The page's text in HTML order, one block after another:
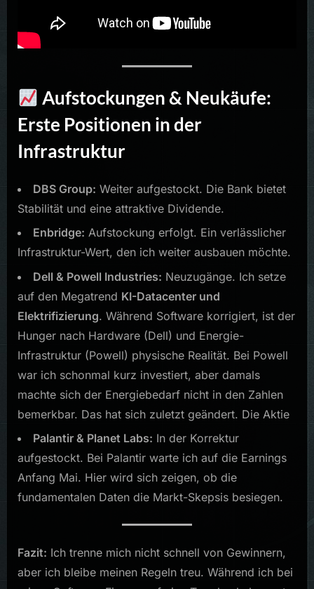
Aufstockungen & Neukäufe:
Erste Positionen in der
Infrastruktur
DBS Group: Weiter aufgestockt. Die Bank bietet
Stabilität und eine attraktive Dividende.
Enbridge: Aufstockung erfolgt. Ein verlässlicher
Infrastruktur-Wert, den ich weiter ausbauen möchte.
Dell & Powell Industries: Neuzugänge. Ich setze
auf den Megatrend KI-Datacenter und
Elektrifizierung. Während Software korrigiert, ist der
Hunger nach Hardware (Dell) und Energie-
Infrastruktur (Powell) physische Realität. Bei Powell
war ich schonmal kurz investiert, aber damals
machte sich der Energiebedarf nicht in den Zahlen
bemerkbar. Das hat sich zuletzt geändert. Die Aktie
Palantir & Planet Labs: In der Korrektur
aufgestockt. Bei Palantir warte ich auf die Earnings
Anfang Mai. Hier wird sich zeigen, ob die
fundamentalen Daten die Markt-Skepsis besiegen.
Fazit: Ich trenne mich nicht schnell von Gewinnern,
aber ich bleibe meinen Regeln treu. Während ich bei